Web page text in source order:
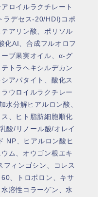
ロイルラクチレート
ラデセス-20/HDI)コポ
アリン酸、ポリソル
化AI、合成フルオロフ
ブ果実オイル、α-グ
トラヘキシルデカン
アパタイト、酸化ス
ウロイルラクチレー
水分解ヒアルロン酸、
、ヒト脂肪細胞順化
酸/リノール酸/オレイ
NP、ヒアルロン酸ヒ
ム、オウゴン根エキ
フィンゴシン、コレス
、トロポロン、キサ
溶性コラーゲン、水